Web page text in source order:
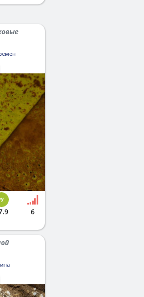
6